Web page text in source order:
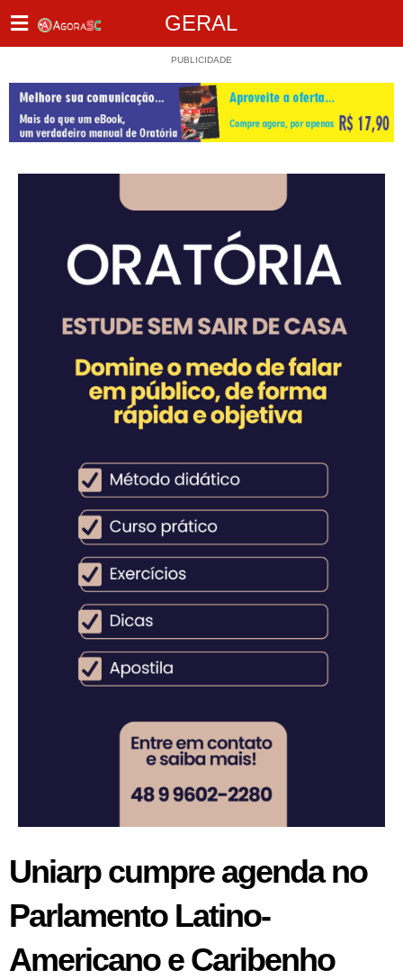
GERAL
PUBLICIDADE
Uniarp cumpre agenda no
Parlamento Latino-
Americano e Caribenho